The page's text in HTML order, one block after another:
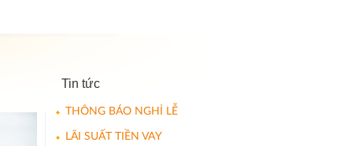
Tin tức
THÔNG BÁO NGHỈ LỄ
LÃI SUẤT TIỀN VAY